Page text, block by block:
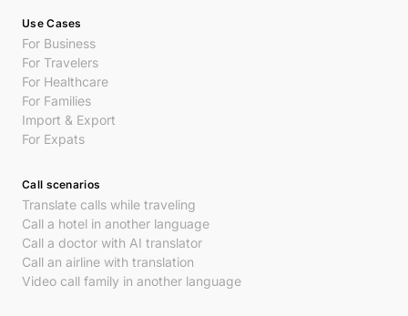
Use Cases
For Business
For Travelers
For Healthcare
For Families
Import & Export
For Expats
Call scenarios
Translate calls while traveling
Call a hotel in another language
Call a doctor with AI translator
Call an airline with translation
Video call family in another language